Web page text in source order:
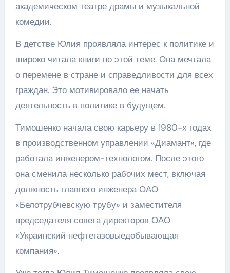
академическом театре драмы и музыкальной
комедии.
В детстве Юлия проявляла интерес к политике и
широко читала книги по этой теме. Она мечтала
о перемене в стране и справедливости для всех
граждан. Это мотивировало ее начать
деятельность в политике в будущем.
Тимошенко начала свою карьеру в 1980-х годах
в производственном управлении «Диамант», где
работала инженером-технологом. После этого
она сменила несколько рабочих мест, включая
должность главного инженера ОАО
«Белотрубчевскую трубу» и заместителя
председателя совета директоров ОАО
«Украинский нефтегазовыедобывающая
компания».